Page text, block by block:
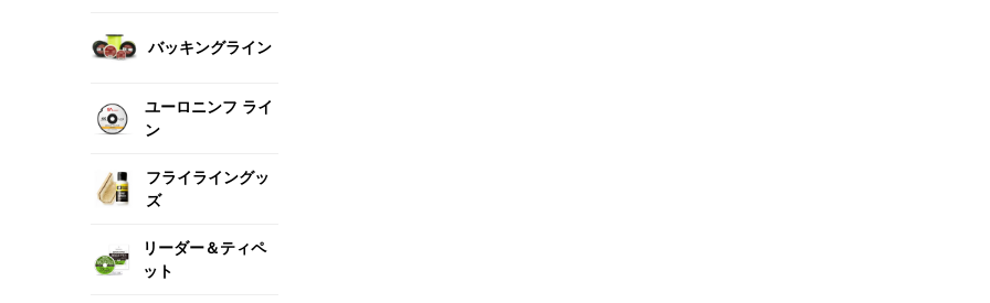
バッキングライン
ユーロニンフ ライ
ン
フライライングッ
ズ
リーダー＆ティペ
ット